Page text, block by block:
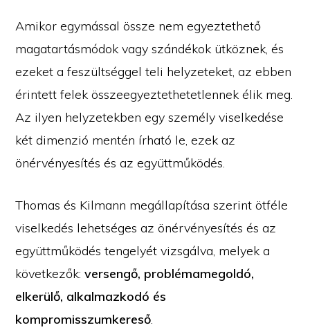
Amikor egymással össze nem egyeztethető
magatartásmódok vagy szándékok ütköznek, és
ezeket a feszültséggel teli helyzeteket, az ebben
érintett felek összeegyeztethetetlennek élik meg.
Az ilyen helyzetekben egy személy viselkedése
két dimenzió mentén írható le, ezek az
önérvényesítés és az együttműködés.
Thomas és Kilmann megállapítása szerint ötféle
viselkedés lehetséges az önérvényesítés és az
együttműködés tengelyét vizsgálva, melyek a
következők:versengő, problémamegoldó,
elkerülő, alkalmazkodó és
kompromisszumkereső.